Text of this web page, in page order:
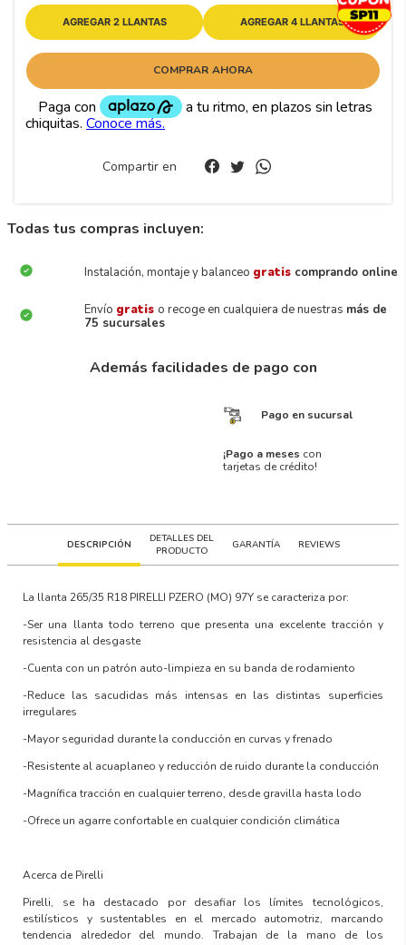
AGREGAR 2 LLANTAS AGREGAR 4 LLANTAS
COMPRAR AHORA
Compartir en
Todas tus compras incluyen:
Instalación, montaje y balanceo gratis comprando online
Envío gratis o recoge en cualquiera de nuestras más de
75 sucursales
Además facilidades de pago con
Pago en sucursal
¡Pago a meses con
tarjetas de crédito!
DESCRIPCIÓN
DETALLES DEL
PRODUCTO
GARANTÍA REVIEWS
La llanta265/35 R18 PIRELLI PZERO (MO) 97Y se caracteriza por:
-Ser una llanta todo terreno que presenta una excelente tracción y
resistencia al desgaste
-Cuenta con un patrón auto-limpieza en su banda de rodamiento
-Reduce las sacudidas más intensas en las distintas superficies
irregulares
-Mayor seguridad durante la conducción en curvas y frenado
-Resistente al acuaplaneo y reducción de ruido durante la conducción
-Magnífica tracción en cualquier terreno, desde gravilla hasta lodo
-Ofrece un agarre confortable en cualquier condición climática
Acerca de Pirelli
Pirelli, se ha destacado por desafiar los límites tecnológicos,
estilísticos y sustentables en el mercado automotriz, marcando
tendencia alrededor del mundo. Trabajan de la mano de los